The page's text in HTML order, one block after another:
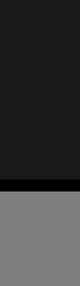
ventana)
ventana)